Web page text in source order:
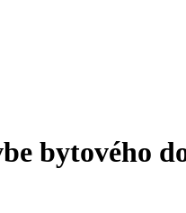
bytového